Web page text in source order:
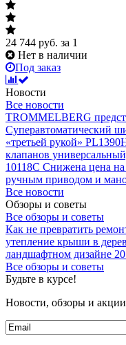
24 744 руб. за 1
Нет в наличии
Под заказ
Новости
Все новости
TROMMELBERG
Суперавтоматический
«третьей рукой»
клапанов
10118C Снижена цена
ручным приводом и
Все новости
Обзоры и советы
Все обзоры и советы
Как не превратить
утепление крыши в
ландшафтном дизайне
Все обзоры и советы
Будьте в курсе!
Новости, обзоры и акции